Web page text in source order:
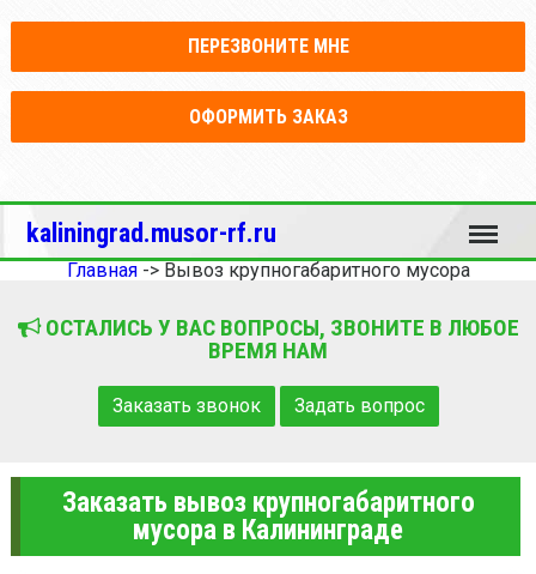
ПЕРЕЗВОНИТЕ МНЕ
ОФОРМИТЬ ЗАКАЗ
kaliningrad.musor-rf.ru Меню
Главная-> Вывоз крупногабаритного мусора
ОСТАЛИСЬ У ВАС ВОПРОСЫ, ЗВОНИТЕ В ЛЮБОЕ
ВРЕМЯ НАМ
Заказать звонок Задать вопрос
Заказать вывоз крупногабаритного
мусора в Калининграде